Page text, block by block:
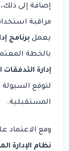
إضافة إلى
مراقبة
يعمل برنامج
بالخطة
إدارة التدفقات
لتوقع السيولة
المستقبلية.
ومع الاعتماد
نظام الإدارة